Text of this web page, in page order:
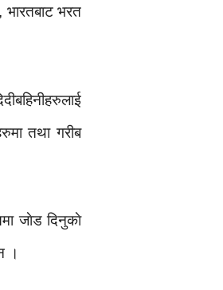
भरत
तथा गरीब
जाेड दिनुकाे
।